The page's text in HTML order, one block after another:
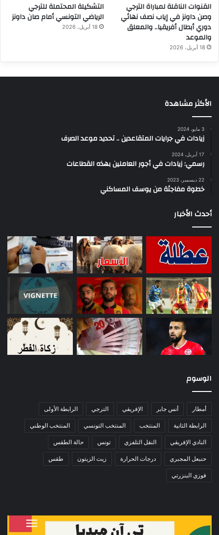
القنوات الناقلة لمباراة الترجي
وصن داونز في إياب نصف نهائي
دوري أبطال أفريقيا.. والمعلق
والموعد
18 أبريل، 2026
التشكيلة المحتملة للترجي
الرياضي التونسي أمام صان داونز
18 أبريل، 2026
الأكثر مشاهدة
3 مايو، 2024
زيادات في جرايات المتقاعدين .. تحديد موعد الصرف
17 أبريل، 2024
رسمي: زيادات في أجور العاملين بهذه القطاعات
22 ديسمبر، 2023
خطوة مفاجئة من يوسف المساكني
أحدث الأخبار
الوسوم
أمطار أنس جابر الإفريقي الترجي الرابطة الأولى
الرابطة الثانية المنتخب المنتخب التونسي المنتخب الوطني
النادي الإفريقي النقل التلفزي تونس حالة الطقس
حنبعل المجبري درجات الحرارة زيت الزيتون طقس
فوزي البنزرتي